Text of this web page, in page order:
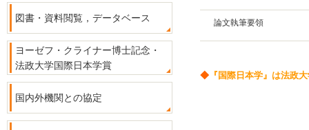
論文執筆要領
◆ 『国際日本学』は法政
図書・資料閲覧，データベース
ヨーゼフ・クライナー博士記念・
法政大学国際日本学賞
国内外機関との協定